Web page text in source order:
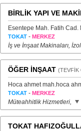
BİRLİK YAPI VE
Esentepe Mah. Fatih Cad.
TOKAT - MERKEZ
İş ve İnşaat Makinaları,
ÖĞER İNŞAAT (TEVFİK
Hoca ahmet mah.hoca
TOKAT - MERKEZ
Müteahhitlik Hizmetleri,
TOKAT